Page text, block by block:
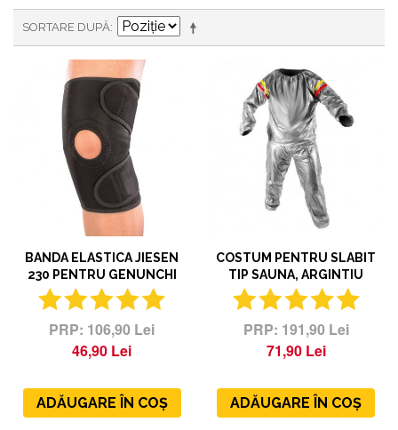
SORTARE DUPĂ
BANDA ELASTICA JIESEN
230 PENTRU GENUNCHI
106,90 Lei
46,90 Lei
ADĂUGARE ÎN COȘ
COSTUM PENTRU SLABIT
TIP SAUNA, ARGINTIU
191,90 Lei
71,90 Lei
ADĂUGARE ÎN COȘ